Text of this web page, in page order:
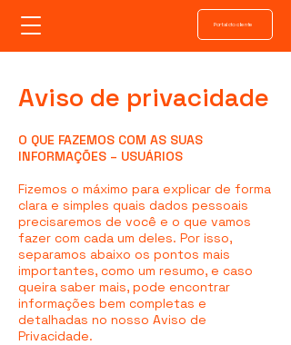
Portal do cliente
Aviso de privacidade
O QUE FAZEMOS COM AS SUAS
INFORMAÇÕES – USUÁRIOS
Fizemos o máximo para explicar de forma
clara e simples quais dados pessoais
precisaremos de você e o que vamos
fazer com cada um deles. Por isso,
separamos abaixo os pontos mais
importantes, como um resumo, e caso
queira saber mais, pode encontrar
informações bem completas e
detalhadas no nosso Aviso de
Privacidade.